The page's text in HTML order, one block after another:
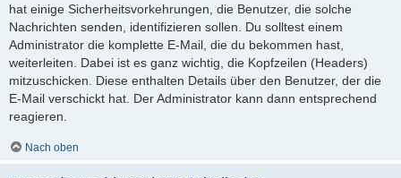
hat einige Sicherheitsvorkehrungen, die Benutzer, die solche
Nachrichten senden, identifizieren sollen. Du solltest einem
Administrator die komplette E-Mail, die du bekommen hast,
weiterleiten. Dabei ist es ganz wichtig, die Kopfzeilen (Headers)
mitzuschicken. Diese enthalten Details über den Benutzer, der die
E-Mail verschickt hat. Der Administrator kann dann entsprechend
reagieren.
Nach oben